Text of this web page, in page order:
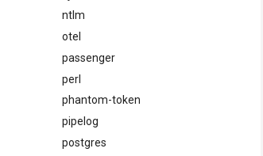
ntlm
otel
passenger
perl
phantom-token
pipelog
postgres